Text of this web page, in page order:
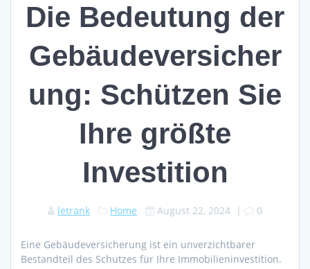
Die Bedeutung der
Gebäudeversicher
ung: Schützen Sie
Ihre größte
Investition
letrank Home August 22, 2024 | 0
Eine Gebäudeversicherung ist ein unverzichtbarer
Bestandteil des Schutzes für Ihre Immobilieninvestition.